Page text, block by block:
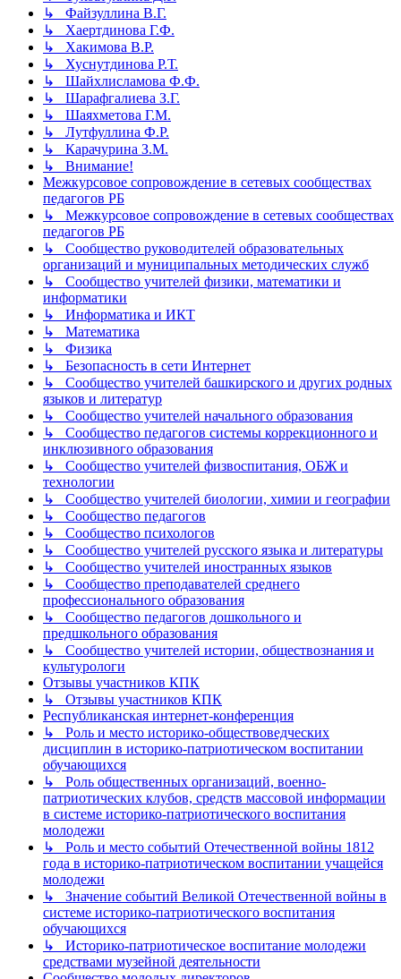
↳ Файзуллина В.Г.
↳ Хаертдинова Г.Ф.
↳ Хакимова В.Р.
↳ Хуснутдинова Р.Т.
↳ Шайхлисламова Ф.Ф.
↳ Шарафгалиева З.Г.
↳ Шаяхметова Г.М.
↳ Лутфуллина Ф.Р.
↳ Карачурина З.М.
↳ Внимание!
Межкурсовое сопровождение в сетевых сообществах
педагогов РБ
↳ Межкурсовое сопровождение в сетевых сообществах
педагогов РБ
↳ Сообщество руководителей образовательных
организаций и муниципальных методических служб
↳ Сообщество учителей физики, математики и
информатики
↳ Информатика и ИКТ
↳ Математика
↳ Физика
↳ Безопасность в сети Интернет
↳ Сообщество учителей башкирского и других родных
языков и литератур
↳ Сообщество учителей начального образования
↳ Сообщество педагогов системы коррекционного и
инклюзивного образования
↳ Сообщество учителей физвоспитания, ОБЖ и
технологии
↳ Сообщество учителей биологии, химии и географии
↳ Сообщество педагогов
↳ Сообщество психологов
↳ Сообщество учителей русского языка и литературы
↳ Сообщество учителей иностранных языков
↳ Сообщество преподавателей среднего
профессионального образования
↳ Сообщество педагогов дошкольного и
предшкольного образования
↳ Сообщество учителей истории, обществознания и
культурологи
Отзывы участников КПК
↳ Отзывы участников КПК
Республиканская интернет-конференция
↳ Роль и место историко-обществоведческих
дисциплин в историко-патриотическом воспитании
обучающихся
↳ Роль общественных организаций, военно-
патриотических клубов, средств массовой информации
в системе историко-патриотического воспитания
молодежи
↳ Роль и место событий Отечественной войны 1812
года в историко-патриотическом воспитании учащейся
молодежи
↳ Значение событий Великой Отечественной войны в
системе историко-патриотического воспитания
обучающихся
↳ Историко-патриотическое воспитание молодежи
средствами музейной деятельности